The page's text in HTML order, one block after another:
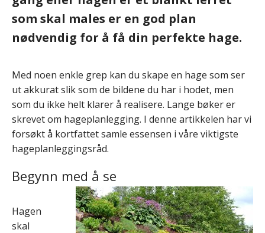
som skal males er en god plan
nødvendig for å få din perfekte hage.
Med noen enkle grep kan du skape en hage som ser
ut akkurat slik som de bildene du har i hodet, men
som du ikke helt klarer å realisere. Lange bøker er
skrevet om hageplanlegging. I denne artikkelen har vi
forsøkt å kortfattet samle essensen i våre viktigste
hageplanleggingsråd.
Begynn med å se
Hagen
skal